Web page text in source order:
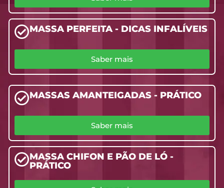
MASSA PERFEITA - DICAS INFALÍVEIS
Saber mais
MASSAS AMANTEIGADAS - PRÁTICO
Saber mais
MASSA CHIFON E PÃO DE LÓ -
PRÁTICO